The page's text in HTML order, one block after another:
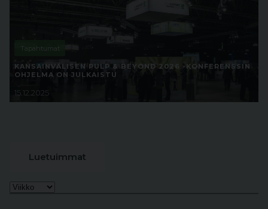
Tapahtumat
KANSAINVÄLISEN PULP & BEYOND 2026 -KONFERENSSIN
OHJELMA ON JULKAISTU
15.12.2025
Luetuimmat